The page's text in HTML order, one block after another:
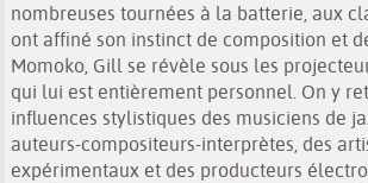
nombreuses tournées à la batterie, aux
ont affiné son instinct de composition et
Momoko, Gill se révèle sous les
qui lui est entièrement personnel. On y
influences stylistiques des musiciens de
auteurs-compositeurs-interprètes, des
expérimentaux et des producteurs